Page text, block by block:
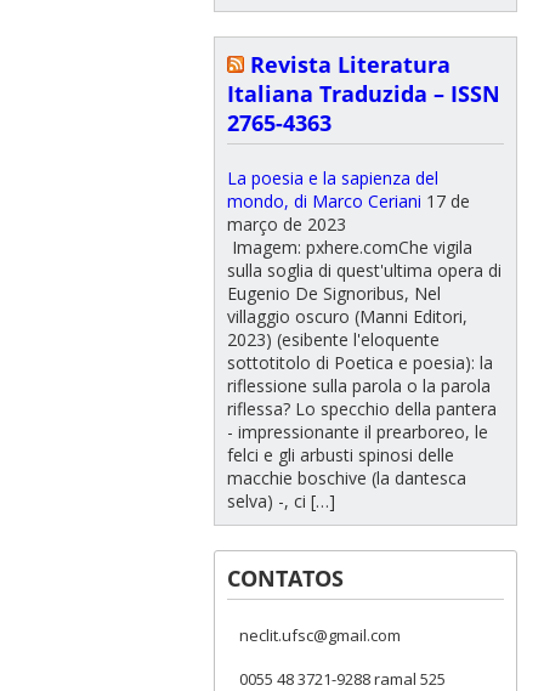
Revista Literatura
Italiana Traduzida – ISSN
2765-4363
La poesia e la sapienza del
mondo, di Marco Ceriani 17 de
março de 2023
Imagem: pxhere.comChe vigila
sulla soglia di quest'ultima opera di
Eugenio De Signoribus, Nel
villaggio oscuro (Manni Editori,
2023) (esibente l'eloquente
sottotitolo di Poetica e poesia): la
riflessione sulla parola o la parola
riflessa? Lo specchio della pantera
- impressionante il prearboreo, le
felci e gli arbusti spinosi delle
macchie boschive (la dantesca
selva) -, ci […]
CONTATOS
neclit.ufsc@gmail.com
0055 48 3721-9288 ramal 525